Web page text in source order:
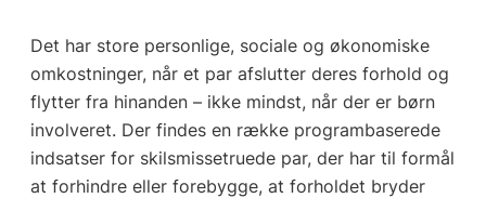
Det har store personlige, sociale og økonomiske
omkostninger, når et par afslutter deres forhold og
flytter fra hinanden – ikke mindst, når der er børn
involveret. Der findes en række programbaserede
indsatser for skilsmissetruede par, der har til formål
at forhindre eller forebygge, at forholdet bryder